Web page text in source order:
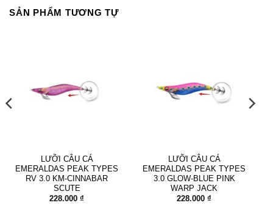
SẢN PHẨM TƯƠNG TỰ
LƯỠI CÂU CÁ
EMERALDAS PEAK TYPES
RV 3.0 KM-CINNABAR
SCUTE
228.000 ₫
LƯỠI CÂU CÁ
EMERALDAS PEAK TYPES
3.0 GLOW-BLUE PINK
WARP JACK
228.000 ₫